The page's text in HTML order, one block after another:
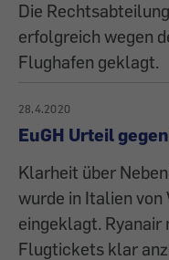
Die
erfolgreich wegen
Flughafen geklagt.
28.4.2020
EuGH Urteil
Klarheit über
wurde in Italien
eingeklagt. Ryanair
Flugtickets klar